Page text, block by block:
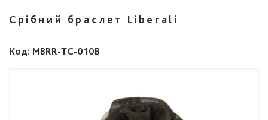
Срібний браслет Liberali
Код: MBRR-TC-010B